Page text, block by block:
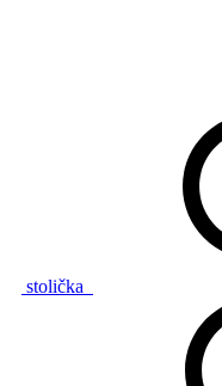
stolička